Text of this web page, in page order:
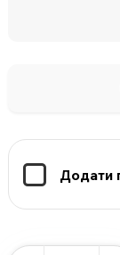
Додати